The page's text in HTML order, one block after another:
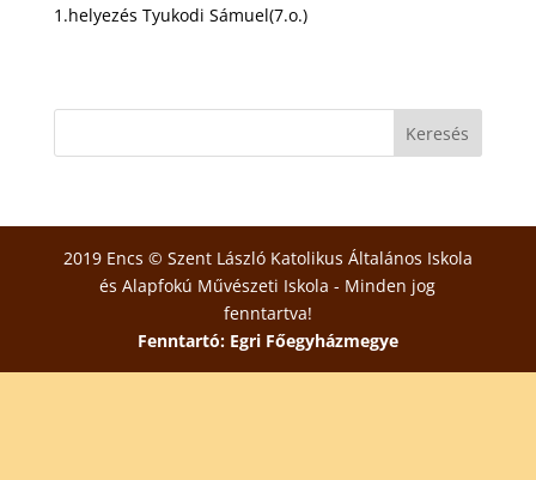
1.helyezés Tyukodi Sámuel(7.o.)
2019 Encs © Szent László Katolikus Általános Iskola
és Alapfokú Művészeti Iskola - Minden jog
fenntartva!
Fenntartó: Egri Főegyházmegye